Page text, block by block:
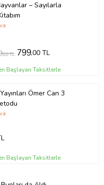
– Sayılarla
,00 TL 799,00 TL
Başlayan Taksitlerle
Ömer Can 3
Başlayan Taksitlerle